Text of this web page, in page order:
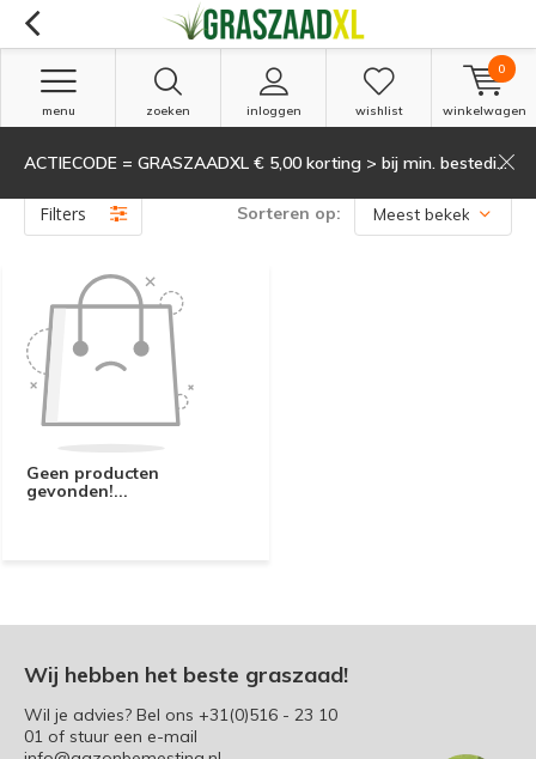
zoeken inloggen
menu wishlist winkelwagen
0
ACTIECODE = GRASZAADXL € 5,00 korting > bij min. besteding van 135,-
Producten getagd met voedingskegels(0)
Filters Sorteren op:
Geen producten
gevonden!...
Wij hebben het beste graszaad!
Wil je advies? Bel ons +31(0)516 - 23 10
01 of stuur een e-mail